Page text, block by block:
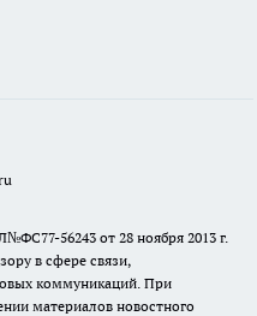
56243 от 28 ноября 2013 г.
в сфере связи,
коммуникаций. При
материалов новостного